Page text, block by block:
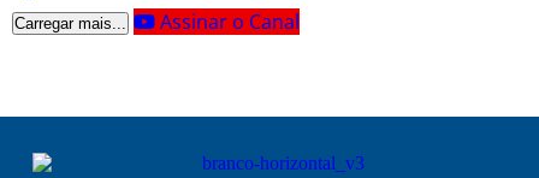
Carregar mais... Assinar o Canal